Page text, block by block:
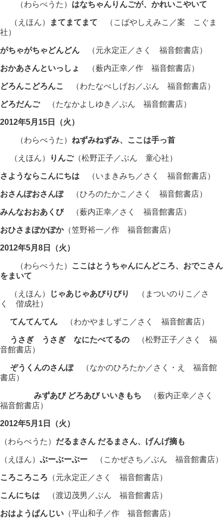
（わらべうた） はなちゃんりんごが、かれいこやいて
（えほん） まてまてまて （こばやしえみこ／案 こぐま
社）
がちゃがちゃどんどん （元永定正／さく 福音館書店）
おかあさんといっしょ （薮内正幸／作 福音館書店）
どろんこどろんこ （わたなべしげお／ぶん 福音館書店）
どろだんご （たなかよしゆき／ぶん 福音館書店）
2012年5月15日（火）
（わらべうた） ねずみねずみ、ここは手っ首
（えほん） りんご （松野正子／ぶん 童心社）
さようならこんにちは （いまきみち／さく 福音館書店）
おさんぽおさんぽ （ひろのたかこ／さく 福音館書店）
みんなおおあくび （薮内正幸／さく 福音館書店）
おひさまぽかぽか （笠野裕一／作 福音館書店）
2012年5月8日（火）
（わらべうた） ここはとうちゃんにんどころ、おでこさん
をまいて
（えほん） じゃあじゃあびりびり
（まついのりこ／さ
く 偕成社）
てんてんてん （わかやましずこ／さく 福音館書店）
うさぎ うさぎ なにたべてるの
（松野正子／さく 福
音館書店）
ぞうくんのさんぽ
（なかのひろたか／さく・え 福音館
書店）
みずあび どろあび いいきもち （薮内正幸／さく
福音館書店）
2012年5月1日（火）
（わらべうた） だるまさん だるまさん、げんげ摘も
（えほん） ぶーぶーぶー （こかぜさち／ぶん 福音館書店）
ころころころ （元永定正／さく 福音館書店）
こんにちは （渡辺茂男／ぶん 福音館書店）
おはようぱんじい （平山和子／作 福音館書店）